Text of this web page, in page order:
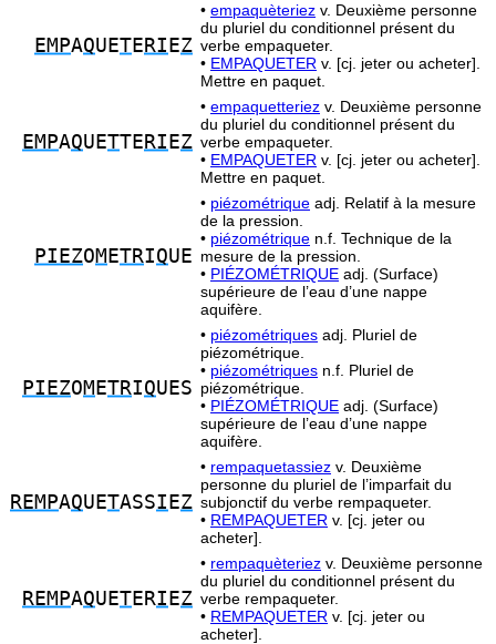
EMPAQUETE RI EZ
• empaquèteriez v. Deuxième personne
du pluriel du conditionnel présent du
verbe empaqueter.
• EMPAQUETER v. [cj. jeter ou acheter].
Mettre en paquet.
EMPAQUETTE RI EZ
• empaquetteriez v. Deuxième personne
du pluriel du conditionnel présent du
verbe empaqueter.
• EMPAQUETER v. [cj. jeter ou acheter].
Mettre en paquet.
PIEZOM ETRIQUE
• piézométrique adj. Relatif à la mesure
de la pression.
• piézométrique n.f. Technique de la
mesure de la pression.
• PIÉZOMÉTRIQUE adj. (Surface)
supérieure de l’eau d’une nappe
aquifère.
PIEZOM ETRIQUES
• piézométriques adj. Pluriel de
piézométrique.
• piézométriques n.f. Pluriel de
piézométrique.
• PIÉZOMÉTRIQUE adj. (Surface)
supérieure de l’eau d’une nappe
aquifère.
REMPAQUETASSI EZ
• rempaquetassiez v. Deuxième
personne du pluriel de l’imparfait du
subjonctif du verbe rempaqueter.
• REMPAQUETER v. [cj. jeter ou
acheter].
REMPAQUETERI EZ
• rempaquèteriez v. Deuxième personne
du pluriel du conditionnel présent du
verbe rempaqueter.
• REMPAQUETER v. [cj. jeter ou
acheter].